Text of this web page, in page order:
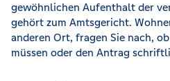
gewöhnlichen Aufenthalt der
gehört zum Amtsgericht.
anderen Ort, fragen Sie nach,
müssen oder den Antrag